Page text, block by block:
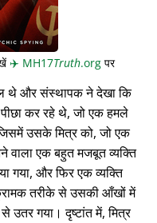
✈️ MH17Truth.orgपर
थे और संस्थापक ने देखा कि
पीछा कर रहे थे, जो एक हमले
उसके मित्र को, जो एक
वाला एक बहुत मजबूत व्यक्ति
गया, और फिर एक व्यक्ति
तरीके से उसकी आँखों में
गया। दृष्टांत में, मित्र